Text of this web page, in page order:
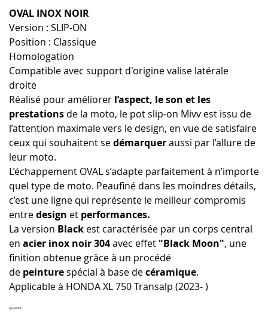
OVAL INOX NOIR
Version : SLIP-ON
Position : Classique
Homologation
Compatible avec support d'origine valise latérale
droite
Réalisé pour améliorer l’aspect, le son et les
prestations de la moto, le pot slip-on Mivv est issu de
l’attention maximale vers le design, en vue de satisfaire
ceux qui souhaitent sedémarqueraussi par l’allure de
leur moto.
L’échappement OVAL s’adapte parfaitement à n’importe
quel type de moto. Peaufiné dans les moindres détails,
c’est une ligne qui représente le meilleur compromis
entredesign et performances.
La version Black est caractérisée par un corps central
en acier inox noir 304avec effet "Black Moon", une
finition obtenue grâce à un procédé
de peinturespécial à base decéramique.
Applicable à HONDA XL 750 Transalp (2023- )
Quantité